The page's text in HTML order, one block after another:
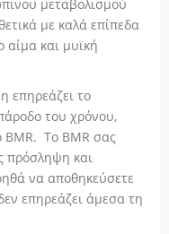
μεταβολισμού
με καλά επίπεδα
αίμα και μυϊκή
επηρεάζει το
του χρόνου,
BMR. Το BMR σας
πρόσληψη και
να αποθηκεύσετε
επηρεάζει άμεσα τη